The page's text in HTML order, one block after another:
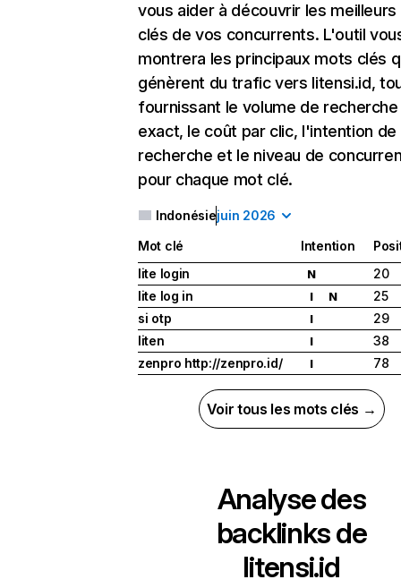
vous aider à découvrir les
clés de vos concurrents. L'outil
montrera les principaux mots clés
génèrent du trafic vers litensi.id,
fournissant le volume de recherche
exact, le coût par clic, l'intention de
recherche et le niveau de
pour chaque mot clé.
Indonésiejuin 2026
Mot clé Intention
lite login
N
20
lite log in
I N
25
si otp
I
29
liten
I
38
zenpro http://zenpro.id/
I 78
Voir tous les mots clés →
Analyse des
backlinks de
litensi.id